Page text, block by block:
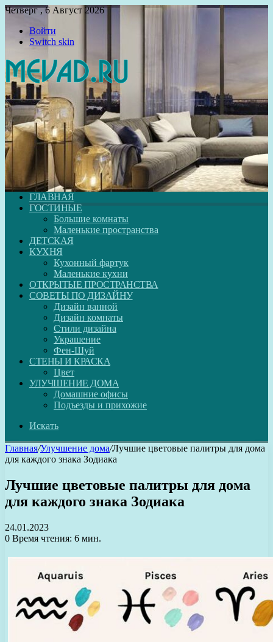
Четверг , 6 Август 2026
Войти
Switch skin
ГЛАВНАЯ
ГОСТИНЫЕ
Большие комнаты
Маленькие пространства
ДЕТСКАЯ
КУХНЯ
Кухонный фартук
Маленькие кухни
ОТКРЫТЫЕ ПРОСТРАНСТВА
СОВЕТЫ ПО ДИЗАЙНУ
Дизайн ванной
Дизайн комнаты
Стили дизайна
Украшение
Фен-Шуй
СТЕНЫ И КРАСКА
Цвет
УЛУЧШЕНИЕ ДОМА
Домашние офисы
Подъезды и прихожие
Искать
Главная/Улучшение дома/Лучшие цветовые палитры для дома
для каждого знака Зодиака
Лучшие цветовые палитры для дома
для каждого знака Зодиака
24.01.2023
0 Время чтения: 6 мин.